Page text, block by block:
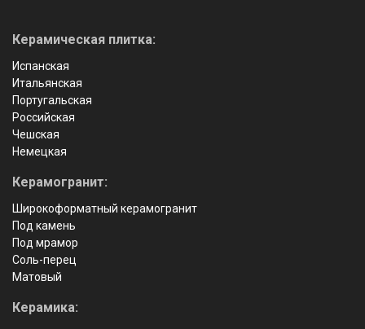
Керамическая плитка:
Испанская
Итальянская
Португальская
Российская
Чешская
Немецкая
Керамогранит:
Широкоформатный керамогранит
Под камень
Под мрамор
Соль-перец
Матовый
Керамика: